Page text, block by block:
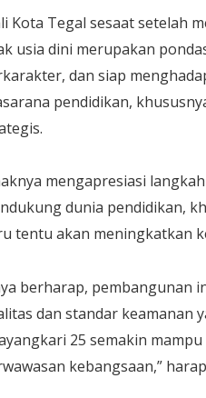
Kota Tegal sesaat setelah
usia dini merupakan
dan siap
pendidikan,
mengapresiasi
dunia pendidikan,
tentu akan meningkatkan
berharap, pembangunan
dan standar keamanan
25 semakin
kebangsaan,”